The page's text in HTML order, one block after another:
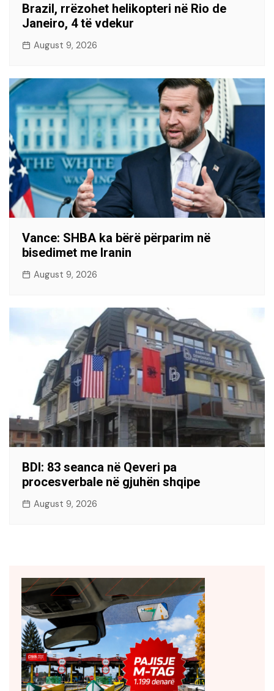
Brazil, rrëzohet helikopteri në Rio de
Janeiro, 4 të vdekur
August 9, 2026
Vance: SHBA ka bërë përparim në
bisedimet me Iranin
August 9, 2026
BDI: 83 seanca në Qeveri pa
procesverbale në gjuhën shqipe
August 9, 2026